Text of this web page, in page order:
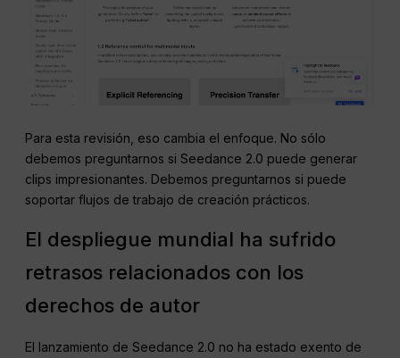
Para esta revisión, eso cambia el enfoque. No sólo
debemos preguntarnos si Seedance 2.0 puede generar
clips impresionantes. Debemos preguntarnos si puede
soportar flujos de trabajo de creación prácticos.
El despliegue mundial ha sufrido
retrasos relacionados con los
derechos de autor
El lanzamiento de Seedance 2.0 no ha estado exento de